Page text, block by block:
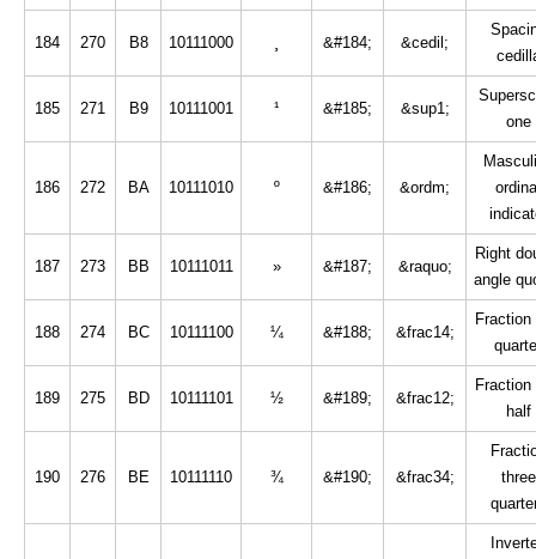
184 270 B8 10111000 &#184; &cedil;
185 271 B9 10111001 ¹ &#185; &sup1;
one
186 272 BA 10111010 º &#186; &ordm;
187 273 BB 10111011 » &#187; &raquo;
Right
angle
188 274 BC 10111100 ¼ &#188; &frac14;
Fraction
189 275 BD 10111101 ½ &#189; &frac12;
Fraction
half
190 276 BE 10111110 ¾ &#190; &frac34;
three